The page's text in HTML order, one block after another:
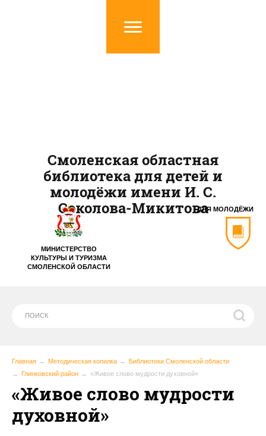
МИНИСТЕРСТВО
КУЛЬТУРЫ И ТУРИЗМА
СМОЛЕНСКОЙ ОБЛАСТИ
ДЛЯ МОЛОДЁЖИ
Смоленская областная
библиотека для детей и
молодёжи имени И. С.
Соколова-Микитова
Главная Методическая копилка
Библиотеки Смоленской области
Глинковский район
«Живое слово мудрости духовной»
«Живое слово мудрости
духовной»